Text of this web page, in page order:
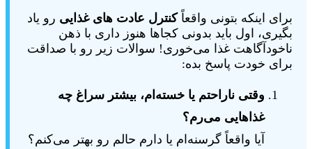
برای اینکه بتونی واقعاًکنترل عادت های غذایی رو یاد
بگیری، اول باید بدونی کجاها هنوز داری با ذهن
ناخودآگاهت غذا می‌خوری! سوالات زیر رو با صداقت
برای خودت پاسخ بده:
وقتی ناراحتم یا خسته‌ام، بیشتر سراغ چه
غذاهایی می‌رم؟
آیا واقعاً گرسنه‌ام یا دارم حالم رو بهتر می‌کنم؟